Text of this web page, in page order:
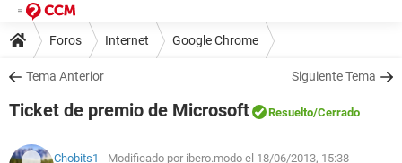
Foros Internet Google Chrome
Tema Anterior Siguiente Tema
Ticket de premio de Microsoft Resuelto/Cerrado
Chobits1 - Modificado por ibero.modo el 18/06/2013, 15:38